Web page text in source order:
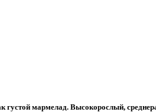
мармелад. Высокорослый,